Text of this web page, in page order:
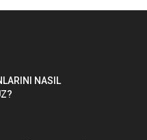
NASIL